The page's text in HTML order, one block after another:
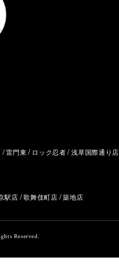
雷門東 ロック忍者 浅草国際通り店
駅店 歌舞伎町店 築地店
Reserved.